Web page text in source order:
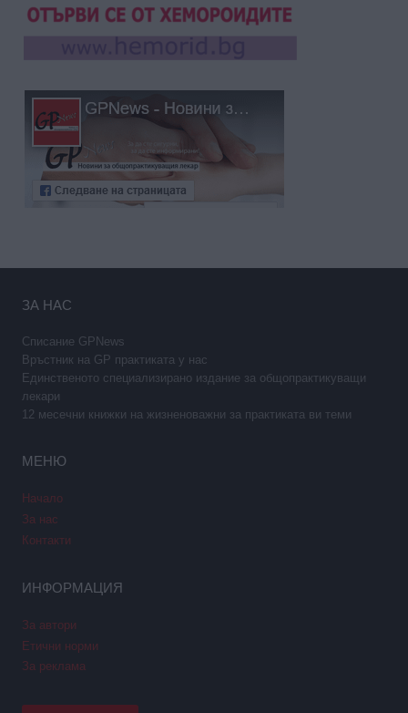
ЗА НАС
Списание GPNews
Връстник на GP практиката у нас
Единственото специализирано издание за общопрактикуващи
лекари
12 месечни книжки на жизненоважни за практиката ви теми
МЕНЮ
Начало
За нас
Контакти
ИНФОРМАЦИЯ
За автори
Етични норми
За реклама